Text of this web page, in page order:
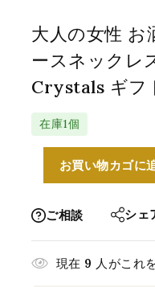
大人の女性 お
ースネック
Crystals ギフ
在庫1個
お買い物カゴに
ご相談 シェ
現在 9 人がこれ